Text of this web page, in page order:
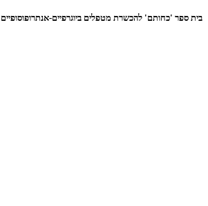
בית ספר 'כחותם' להכשרת מטפלים ביוגרפיים-אנתרופוסופיים